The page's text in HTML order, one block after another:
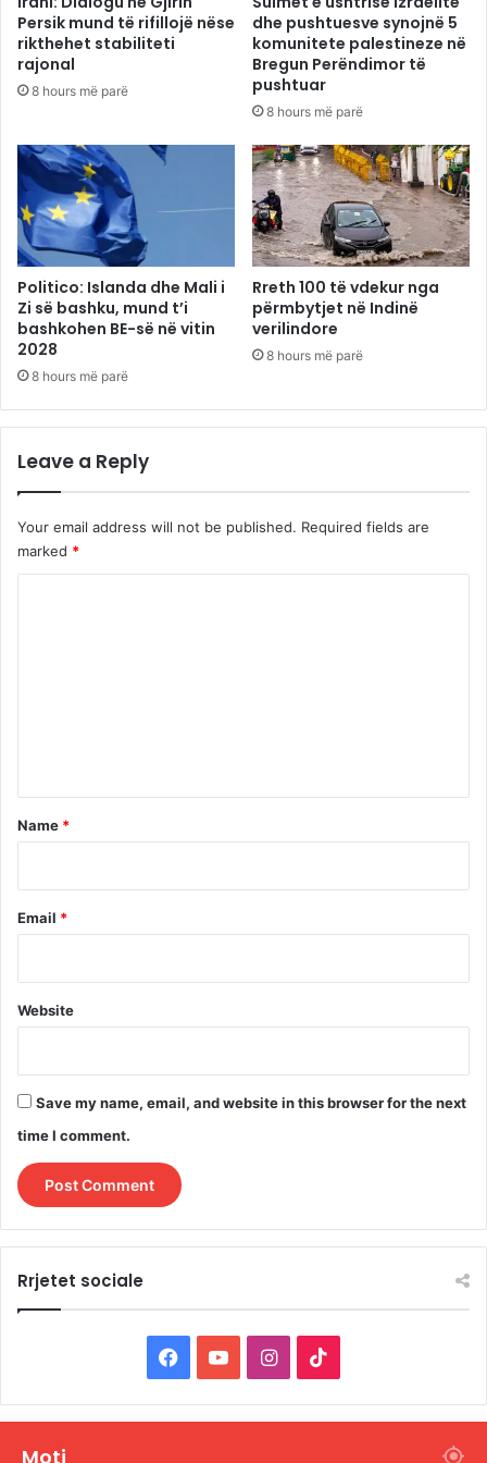
Persik mund të rifillojë nëse
rikthehet stabiliteti
rajonal
8 hours më parë
dhe pushtuesve synojnë 5
komunitete palestineze në
Bregun Perëndimor të
pushtuar
8 hours më parë
Politico: Islanda dhe Mali i
Zi së bashku, mund t’i
bashkohen BE-së në vitin
2028
8 hours më parë
Rreth 100 të vdekur nga
përmbytjet në Indinë
verilindore
8 hours më parë
Leave a Reply
Your email address will not be published. Required fields are
marked *
*
Name *
Email *
Website
Save my name, email, and website in this browser for the next
time I comment.
Rrjetet sociale
a
o
I
n
i
Moti